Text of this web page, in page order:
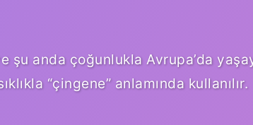
şu anda çoğunlukla Avrupa’da
“çingene” anlamında kullanılır.